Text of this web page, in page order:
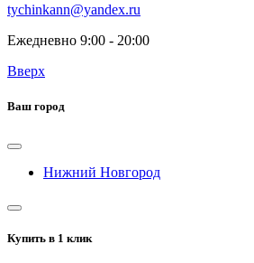
tychinkann@yandex.ru
Ежедневно 9:00 - 20:00
Вверх
Ваш город
Нижний Новгород
Купить в 1 клик